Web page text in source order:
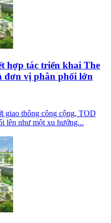
hợp tác triển khai The
đơn vị phân phối lớn
giao thông công cộng, TOD
lên như một xu hướng...